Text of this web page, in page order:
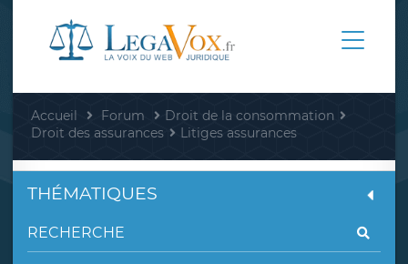
Accueil Forum
Droit de la consommation
Droit des assurances
Litiges assurances
THÉMATIQUES